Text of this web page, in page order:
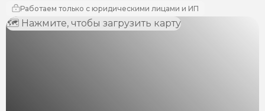
Работаем только с юридическими лицами и ИП
🗺 Нажмите, чтобы загрузить карту